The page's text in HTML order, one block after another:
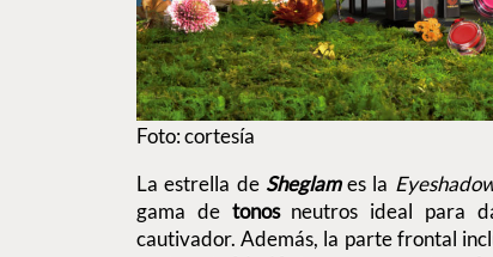
Foto: cortesía
La estrella de Sheglames la
gama de tonosneutros ideal para
cautivador. Además, la parte frontal